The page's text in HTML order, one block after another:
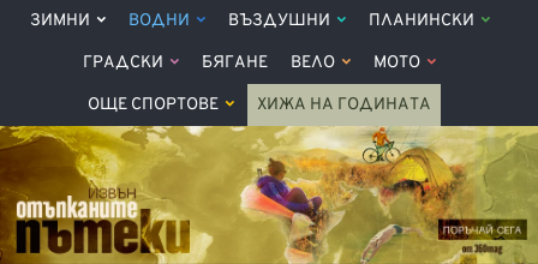
ЗИМНИ ВОДНИ ВЪЗДУШНИ ПЛАНИНСКИ
ГРАДСКИ БЯГАНЕ ВЕЛО МОТО
ОЩЕ СПОРТОВЕ ХИЖА НА ГОДИНАТА